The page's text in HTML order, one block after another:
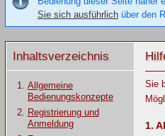
Sie sich ausführlichüber den
Inhaltsverzeichnis
Allgemeine
Bedienungskonzepte
Registrierung und
Anmeldung
Sie
1.